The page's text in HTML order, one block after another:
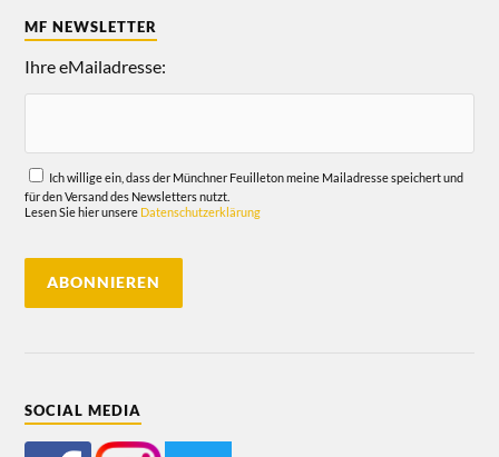
MF NEWSLETTER
Ihre eMailadresse:
Ich willige ein, dass der Münchner Feuilleton meine Mailadresse speichert und
für den Versand des Newsletters nutzt.
Lesen Sie hier unsere Datenschutzerklärung
SOCIAL MEDIA